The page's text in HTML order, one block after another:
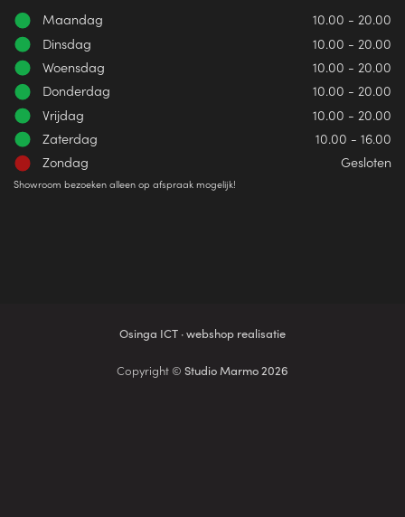
Maandag
10.00 - 20.00
Dinsdag
10.00 - 20.00
Woensdag
10.00 - 20.00
Donderdag
10.00 - 20.00
Vrijdag
10.00 - 20.00
Zaterdag
10.00 - 16.00
Zondag
Gesloten
Showroom bezoeken alleen op afspraak mogelijk!
Osinga ICT · webshop realisatie
Copyright © Studio Marmo 2026